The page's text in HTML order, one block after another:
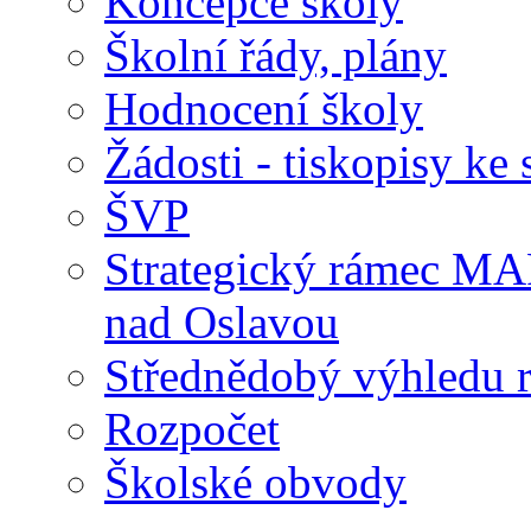
Školní řády, plány
Hodnocení školy
Žádosti - tiskopisy ke
ŠVP
Strategický rámec
nad Oslavou
Střednědobý výhledu
Rozpočet
Školské obvody